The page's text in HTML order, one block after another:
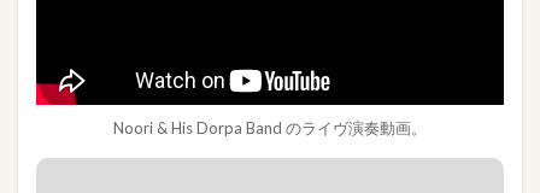
Noori & His Dorpa Band のライヴ演奏動画。